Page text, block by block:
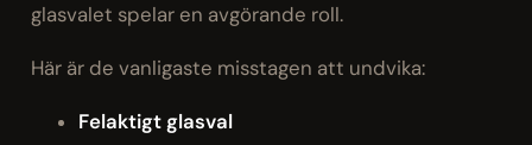
glasvalet spelar en avgörande roll.
Här är de vanligaste misstagen att undvika:
Felaktigt glasval